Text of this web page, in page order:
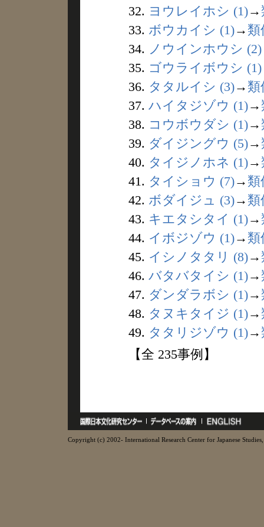
32. ヨウレイホシ (1)→
33. ボウカイシ (1)→ 類
34. ノウインホウシ (2)
35. ゴウライボウシ (1)
36. タタルイシ (3)→ 類
37. ハイタジゾウ (1)→
38. コウボウダシ (1)→
39. ダイジングウ (5)→
40. タイジノホネ (1)→
41. タイショウ (7)→ 類
42. ボダイジュ (3)→ 類
43. キエタシタイ (1)→
44. イボジゾウ (1)→ 類
45. イシノタタリ (8)→
46. バタバタイシ (1)→
47. ダンダラボシ (1)→
48. タヌキタイジ (1)→
49. タタリジゾウ (1)→
【全 235事例】
Copyright (c) 2002- International Research Center for Japanese